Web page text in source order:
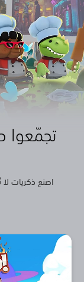
تجمّعوا
اصنع ذكريات لا